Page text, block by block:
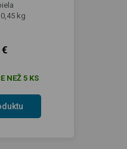
kg
NEŽ 5 KS